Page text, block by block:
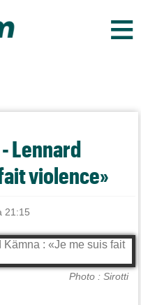
≡
Lennard
violence»
21:15
Photo : Sirotti